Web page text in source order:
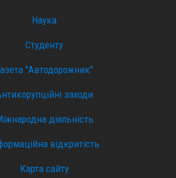
Наука
Студенту
"Автодорожник"
заходи
діяльність
відкритість
Карта сайту